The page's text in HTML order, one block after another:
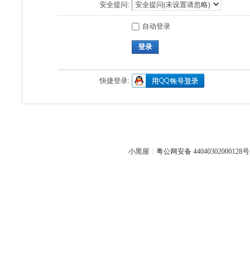
安全提问:
自动登录
登录
快捷登录:
小黑屋 粤公网安备 44040302000128号